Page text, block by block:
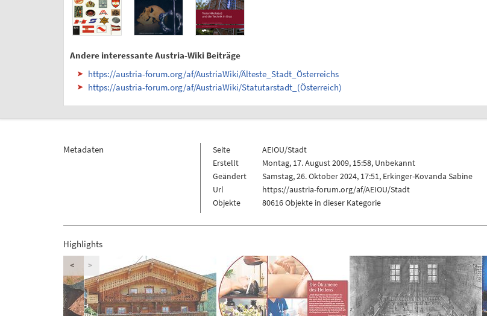
Andere interessante Austria-Wiki Beiträge
https://austria-forum.org/af/AustriaWiki/Älteste_Stadt_Österreichs
https://austria-forum.org/af/AustriaWiki/Statutarstadt_(Österreich)
Metadaten Seite
AEIOU/Stadt
Erstellt
Montag, 17. August 2009, 15:58, Unbekannt
Geändert
Samstag, 26. Oktober 2024, 17:51, Erkinger-Kovanda Sabine
Url
https://austria-forum.org/af/AEIOU/Stadt
Objekte
80616 Objekte in dieser Kategorie
Highlights
< >